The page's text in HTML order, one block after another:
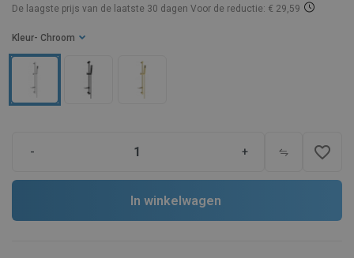
De laagste prijs van de laatste 30 dagen Voor de reductie: € 29,59
Kleur - Chroom
- + favorite_border
In winkelwagen